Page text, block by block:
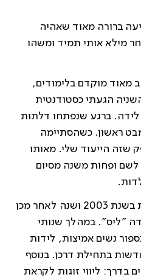
ברורה מאוד שאהיה
מילא אותי תמיד ומשהו
מאוד מוקדם בלימודים,
הגעתי כסטודנטית
ברגע שנפתחו דלתות
ראשון. כשהסתיימה
שזה הייעוד שלי. מאותו
לשם ופחות משנה מסיום
סיימתי את לימודי המיילדות בשנת 2003 ושנה לאחר מכן
"ליס". במהלך שנותי
נשים אמיצות, לידות
בתחילת דרכן. בנוסף
בדרך: ליווי זוגות לקראת